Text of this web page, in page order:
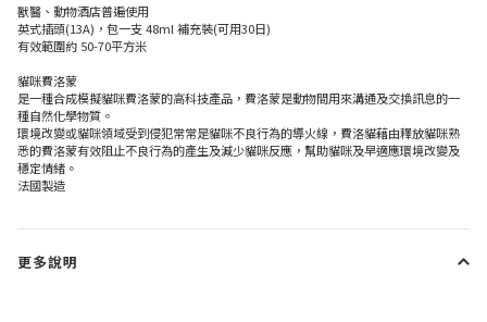
獸醫、動物酒店普遍使用
英式插頭(13A)，包一支 48ml 補充裝(可用30日)
有效範圍約 50-70平方米
貓咪費洛蒙
是一種合成模擬貓咪費洛蒙的高科技產品，費洛蒙是動物間用來溝通及交換訊息的一
種自然化學物質。
環境改變或貓咪領域受到侵犯常常是貓咪不良行為的導火線，費洛貓藉由釋放貓咪熟
悉的費洛蒙有效阻止不良行為的產生及減少貓咪反應，幫助貓咪及早適應環境改變及
穩定情緒。
法國製造
更多說明